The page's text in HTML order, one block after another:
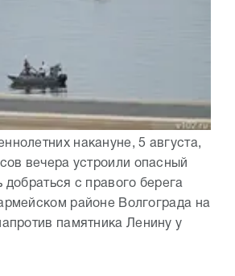
накануне, 5 августа,
вечера устроили опасный
добраться с правого берега
районе Волгограда на
памятника Ленину у